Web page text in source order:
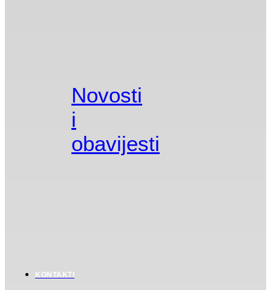
Novosti
i
obavijesti
KONTAKTI